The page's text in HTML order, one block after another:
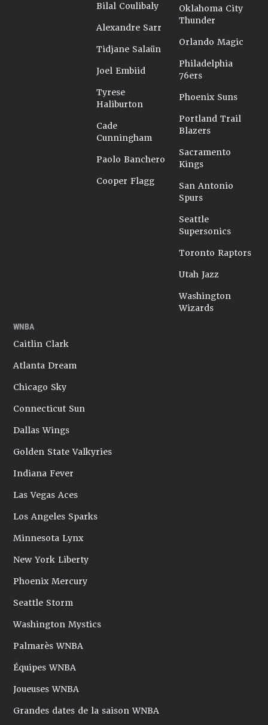
Bilal Coulibaly
Alexandre Sarr
Tidjane Salaün
Joel Embiid
Tyrese
Haliburton
Cade
Cunningham
Paolo Banchero
Cooper Flagg
Oklahoma City
Thunder
Orlando Magic
Philadelphia
76ers
Phoenix Suns
Portland Trail
Blazers
Sacramento
Kings
San Antonio
Spurs
Seattle
Supersonics
Toronto Raptors
Utah Jazz
Washington
Wizards
WNBA
Caitlin Clark
Atlanta Dream
Chicago Sky
Connecticut Sun
Dallas Wings
Golden State Valkyries
Indiana Fever
Las Vegas Aces
Los Angeles Sparks
Minnesota Lynx
New York Liberty
Phoenix Mercury
Seattle Storm
Washington Mystics
Palmarès WNBA
Équipes WNBA
Joueuses WNBA
Grandes dates de la saison WNBA